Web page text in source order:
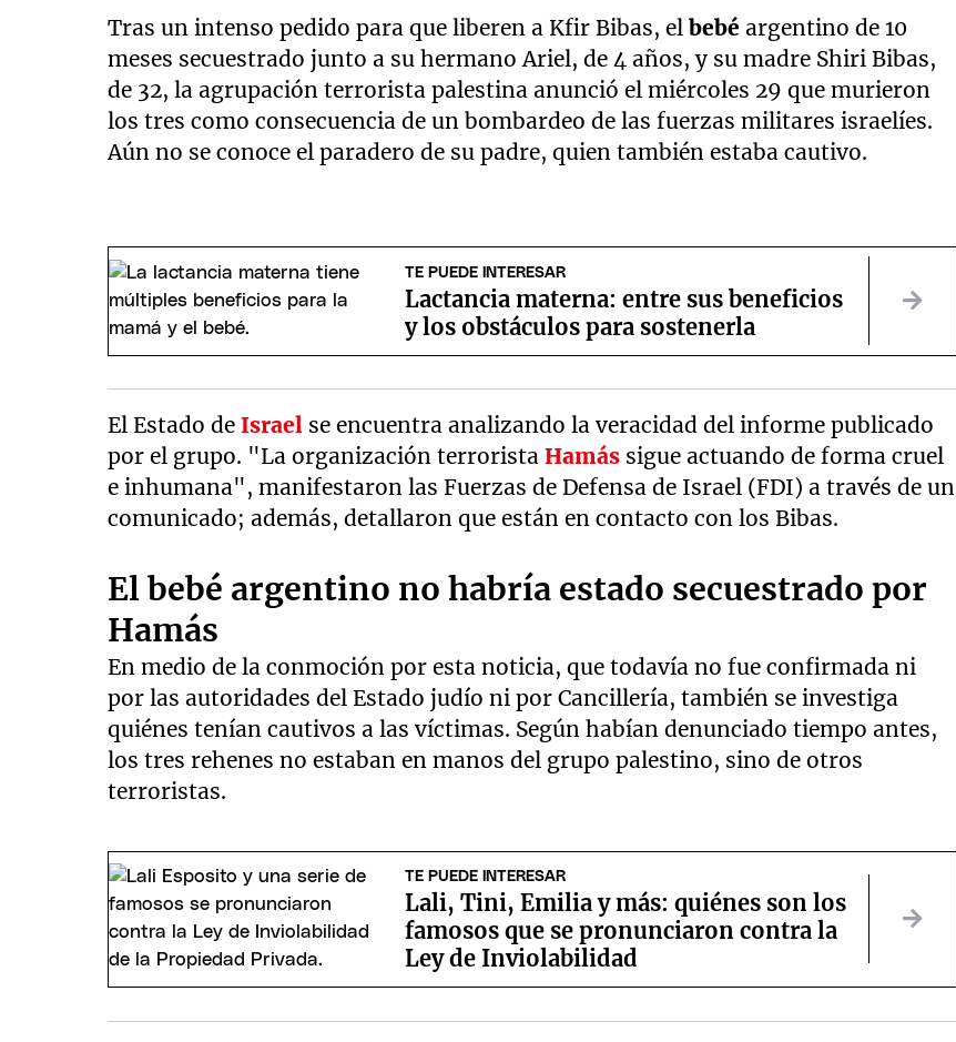
Tras un intenso pedido para que liberen a Kfir Bibas, elbebéargentino de 10
meses secuestrado junto a su hermano Ariel, de 4 años, y su madre Shiri Bibas,
de 32, la agrupación terrorista palestina anunció el miércoles 29 que murieron
los tres como consecuencia de un bombardeo de las fuerzas militares israelíes.
Aún no se conoce el paradero de su padre, quien también estaba cautivo.
TE PUEDE INTERESAR
Lactancia materna: entre sus beneficios
y los obstáculos para sostenerla
El Estado deIsrael se encuentra analizando la veracidad del informe publicado
por el grupo. "La organización terroristaHamás sigue actuando de forma cruel
e inhumana", manifestaron las Fuerzas de Defensa de Israel (FDI) a través de un
comunicado; además, detallaron que están en contacto con los Bibas.
El bebé argentino no habría estado secuestrado por
Hamás
En medio de la conmoción por esta noticia, que todavía no fue confirmada ni
por las autoridades del Estado judío ni por Cancillería, también se investiga
quiénes tenían cautivos a las víctimas. Según habían denunciado tiempo antes,
los tres rehenes no estaban en manos del grupo palestino, sino de otros
terroristas.
TE PUEDE INTERESAR
Lali, Tini, Emilia y más: quiénes son los
famosos que se pronunciaron contra la
Ley de Inviolabilidad